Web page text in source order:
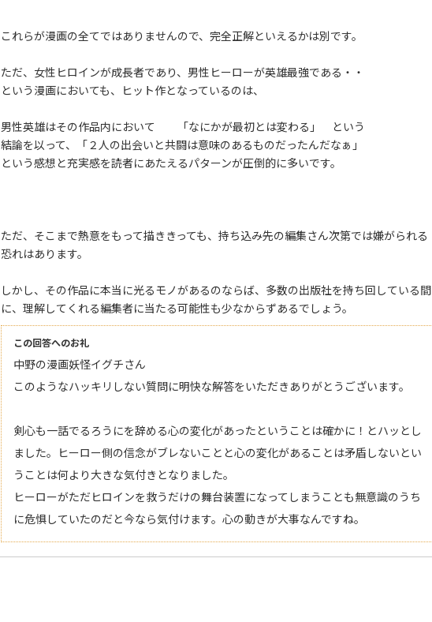
これらが漫画の全てではありませんので、完全正解といえるかは別です。
ただ、女性ヒロインが成長者であり、男性ヒーローが英雄最強である・・
という漫画においても、ヒット作となっているのは、
男性英雄はその作品内において 「なにかが最初とは変わる」 という
結論を以って、「２人の出会いと共闘は意味のあるものだったんだなぁ」
という感想と充実感を読者にあたえるパターンが圧倒的に多いです。
ただ、そこまで熱意をもって描ききっても、持ち込み先の編集さん次第では嫌がられる
恐れはあります。
しかし、その作品に本当に光るモノがあるのならば、多数の出版社を持ち回している間
に、理解してくれる編集者に当たる可能性も少なからずあるでしょう。
この回答へのお礼
中野の漫画妖怪イグチさん
このようなハッキリしない質問に明快な解答をいただきありがとうございます。
剣心も一話でるろうにを辞める心の変化があったということは確かに！とハッとし
ました。ヒーロー側の信念がブレないことと心の変化があることは矛盾しないとい
うことは何より大きな気付きとなりました。
ヒーローがただヒロインを救うだけの舞台装置になってしまうことも無意識のうち
に危惧していたのだと今なら気付けます。心の動きが大事なんですね。